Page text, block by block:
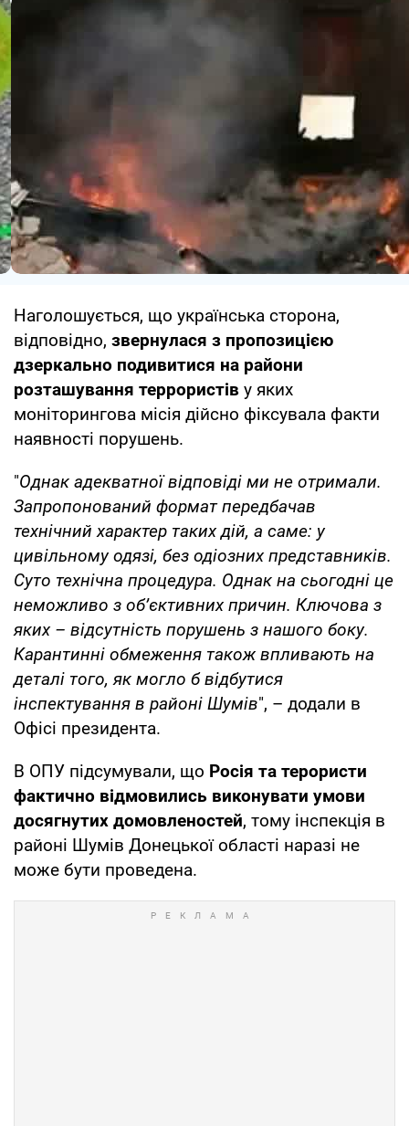
Наголошується, що українська сторона,
відповідно, звернулася з пропозицією
дзеркально подивитися на райони
розташування террористів у яких
моніторингова місія дійсно фіксувала факти
наявності порушень.
"Однак адекватної відповіді ми не отримали.
Запропонований формат передбачав
технічний характер таких дій, а саме: у
цивільному одязі, без одіозних представників.
Суто технічна процедура. Однак на сьогодні це
неможливо з об’єктивних причин. Ключова з
яких – відсутність порушень з нашого боку.
Карантинні обмеження також впливають на
деталі того, як могло б відбутися
інспектування в районі Шумів", – додали в
Офісі президента.
В ОПУ підсумували, що Росія та терористи
фактично відмовились виконувати умови
досягнутих домовленостей, тому інспекція в
районі Шумів Донецької області наразі не
може бути проведена.